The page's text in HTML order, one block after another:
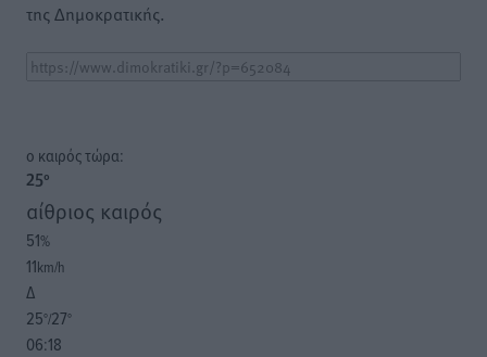
της Δημοκρατικής.
o καιρός τώρα:
25°
αίθριος καιρός
51%
11km/h
Δ
25°/27°
06:18